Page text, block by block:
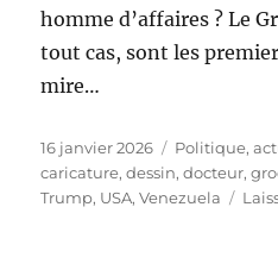
homme d’affaires ? Le
tout cas, sont les
mire…
Publié
le
16 janvier 2026 Catégories
Politique,
caricature,dessin,docteur,
Trump, USA,Venezuela